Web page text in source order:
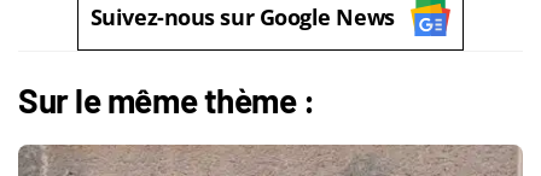
Suivez-nous sur Google News
Sur le même thème :